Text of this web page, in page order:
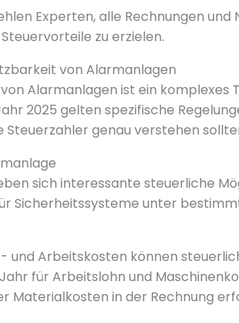
Experten, alle Rechnungen und
zu erzielen.
von Alarmanlagen
Alarmanlagen ist ein komplexes
2025 gelten spezifische
Steuerzahler genau verstehen
sich interessante steuerliche
Sicherheitssysteme unter
und Arbeitskosten können
für Arbeitslohn und
Materialkosten in der Rechnung